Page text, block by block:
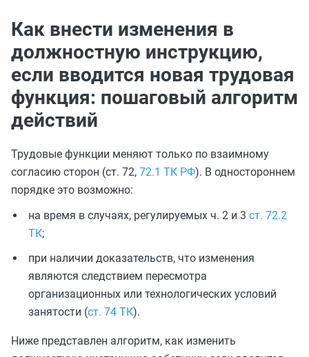
Как внести изменения в
должностную инструкцию,
если вводится новая трудовая
функция: пошаговый алгоритм
действий
Трудовые функции меняют только по взаимному
согласию сторон (ст. 72, 72.1 ТК РФ). В одностороннем
порядке это возможно:
на время в случаях, регулируемых ч. 2 и 3 ст. 72.2
ТК;
при наличии доказательств, что изменения
являются следствием пересмотра
организационных или технологических условий
занятости (ст. 74 ТК).
Ниже представлен алгоритм, как изменить